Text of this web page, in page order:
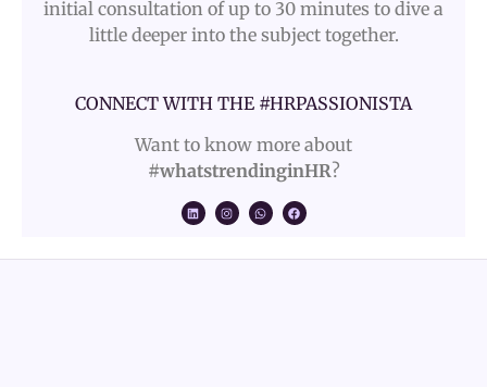
initial consultation of up to 30 minutes to dive a
little deeper into the subject together.
CONNECT WITH THE #HRPASSIONISTA
Want to know more about
#whatstrendinginHR?